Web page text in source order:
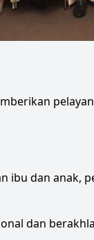
dan anak,
dan